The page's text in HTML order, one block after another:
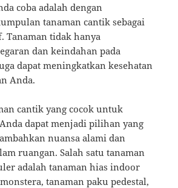
coba adalah dengan
tanaman cantik sebagai
Tanaman tidak hanya
dan keindahan pada
dapat meningkatkan kesehatan
Anda.
cantik yang cocok untuk
dapat menjadi pilihan yang
nuansa alami dan
ruangan. Salah satu tanaman
adalah tanaman hias indoor
tanaman paku pedestal,